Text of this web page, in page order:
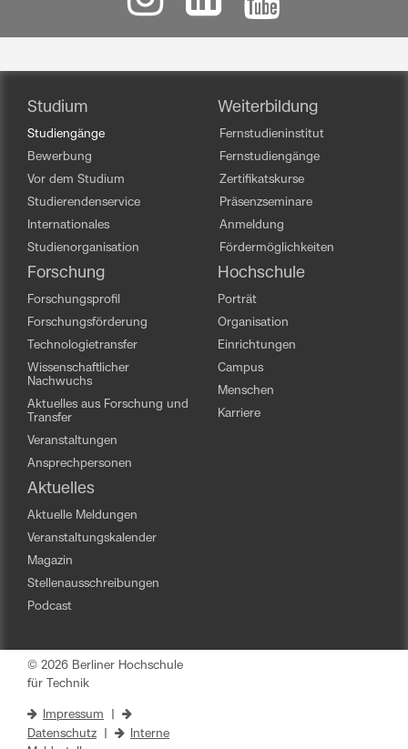
Studium
Studiengänge
Bewerbung
Vor dem Studium
Studierendenservice
Internationales
Studienorganisation
Weiterbildung
Fernstudieninstitut
Fernstudiengänge
Zertifikatskurse
Präsenzseminare
Anmeldung
Fördermöglichkeiten
Forschung
Forschungsprofil
Forschungsförderung
Technologietransfer
Wissenschaftlicher
Nachwuchs
Aktuelles aus Forschung und
Transfer
Veranstaltungen
Ansprechpersonen
Hochschule
Porträt
Organisation
Einrichtungen
Campus
Menschen
Karriere
Aktuelles
Aktuelle Meldungen
Veranstaltungskalender
Magazin
Stellenausschreibungen
Podcast
© 2026 Berliner Hochschule
für Technik
Impressum
Datenschutz
Interne